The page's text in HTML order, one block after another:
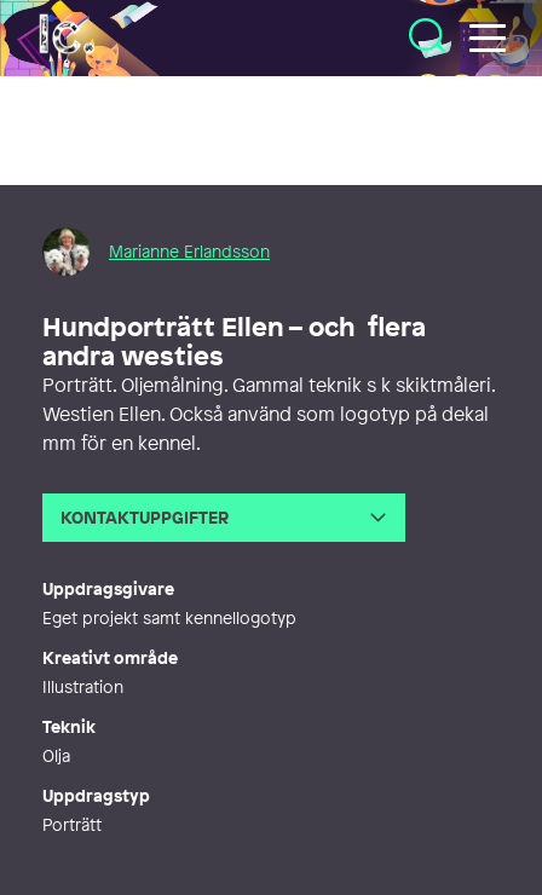
Illustratörcentrum
Marianne Erlandsson
Hundporträtt Ellen – och flera
andra westies
Porträtt. Oljemålning. Gammal teknik s k skiktmåleri.
Westien Ellen. Också använd som logotyp på dekal
mm för en kennel.
KONTAKTUPPGIFTER
Uppdragsgivare
Eget projekt samt kennellogotyp
Kreativt område
Illustration
Teknik
Olja
Uppdragstyp
Porträtt